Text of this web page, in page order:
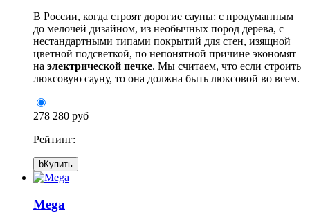
В России, когда строят дорогие сауны: с продуманным
до мелочей дизайном, из необычных пород дерева, с
нестандартными типами покрытий для стен, изящной
цветной подсветкой, по непонятной причине экономят
на электрической печке. Мы считаем, что если строить
люксовую сауну, то она должна быть люксовой во всем.
278 280 руб
Рейтинг:
bКупить
Mega